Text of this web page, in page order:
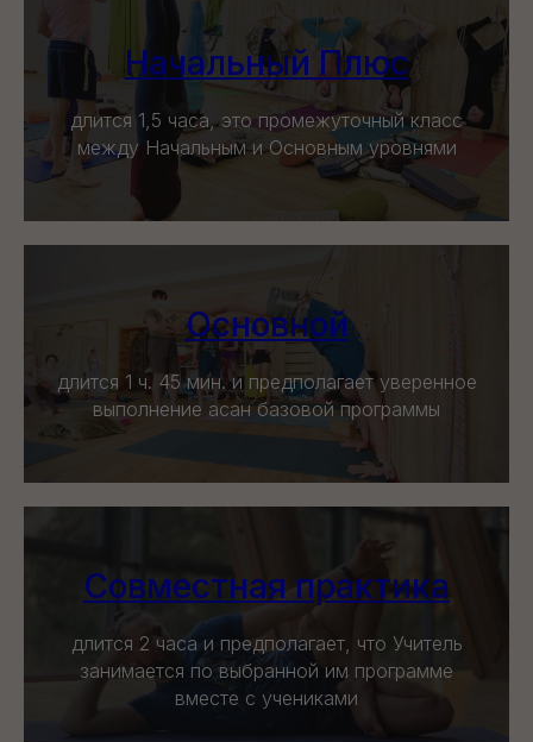
Начальный Плюс
длится 1,5 часа, это промежуточный класс
между Начальным и Основным уровнями
Основной
длится 1 ч. 45 мин. и предполагает уверенное
выполнение асан базовой программы
Совместная практика
длится 2 часа и предполагает, что Учитель
занимается по выбранной им программе
вместе с учениками